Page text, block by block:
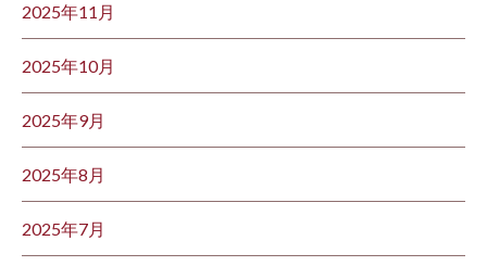
2025年11月
2025年10月
2025年9月
2025年8月
2025年7月